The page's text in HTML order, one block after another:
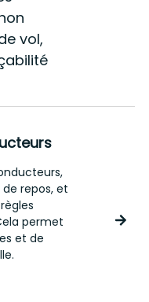
vol,
repos, et
permet
et de